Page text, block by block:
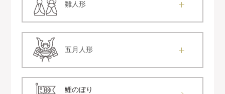
雛人形
五月人形
鯉のぼり